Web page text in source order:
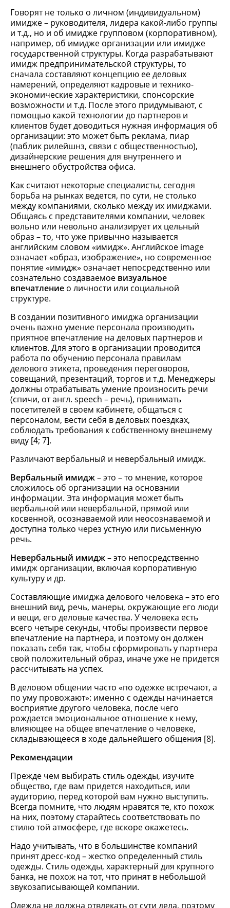
Говорят не только о личном (индивидуальном)
имидже – руководителя, лидера какой-либо группы
и т.д., но и об имидже групповом (корпоративном),
например, об имидже организации или имидже
государственной структуры. Когда разрабатывают
имидж предпринимательской структуры, то
сначала составляют концепцию ее деловых
намерений, определяют кадровые и технико-
экономические характеристики, спонсорские
возможности и т.д. После этого придумывают, с
помощью какой технологии до партнеров и
клиентов будет доводиться нужная информация об
организации: это может быть реклама, пиар
(паблик рилейшнз, связи с общественностью),
дизайнерские решения для внутреннего и
внешнего обустройства офиса.
Как считают некоторые специалисты, сегодня
борьба на рынках ведется, по сути, не столько
между компаниями, сколько между их имиджами.
Общаясь с представителями компании, человек
вольно или невольно анализирует их цельный
образ – то, что уже привычно называется
английским словом «имидж». Английское image
означает «образ, изображение», но современное
понятие «имидж» означает непосредственно или
сознательно создаваемое визуальное
впечатление о личности или социальной
структуре.
В создании позитивного имиджа организации
очень важно умение персонала производить
приятное впечатление на деловых партнеров и
клиентов. Для этого в организации проводится
работа по обучению персонала правилам
делового этикета, проведения переговоров,
совещаний, презентаций, торгов и т.д. Менеджеры
должны отрабатывать умение произносить речи
(спичи, от англ. speech – речь), принимать
посетителей в своем кабинете, общаться с
персоналом, вести себя в деловых поездках,
соблюдать требования к собственному внешнему
виду [4; 7].
Различают вербальный и невербальный имидж.
Вербальный имидж– это – то мнение, которое
сложилось об организации на основании
информации. Эта информация может быть
вербальной или невербальной, прямой или
косвенной, осознаваемой или неосознаваемой и
доступна только через устную или письменную
речь.
Невербальный имидж– это непосредственно
имидж организации, включая корпоративную
культуру и др.
Составляющие имиджа делового человека – это его
внешний вид, речь, манеры, окружающие его люди
и вещи, его деловые качества. У человека есть
всего четыре секунды, чтобы произвести первое
впечатление на партнера, и поэтому он должен
показать себя так, чтобы сформировать у партнера
свой положительный образ, иначе уже не придется
рассчитывать на успех.
В деловом общении часто «по одежке встречают, а
по уму провожают»: именно с одежды начинается
восприятие другого человека, после чего
рождается эмоциональное отношение к нему,
влияющее на общее впечатление о человеке,
складывающееся в ходе дальнейшего общения [8].
Рекомендации
Прежде чем выбирать стиль одежды, изучите
общество, где вам придется находиться, или
аудиторию, перед которой вам нужно выступить.
Всегда помните, что людям нравятся те, кто похож
на них, поэтому старайтесь соответствовать по
стилю той атмосфере, где вскоре окажетесь.
Надо учитывать, что в большинстве компаний
принят дресс-код – жестко определенный стиль
одежды. Стиль одежды, характерный для крупного
банка, не похож на тот, что принят в небольшой
звукозаписывающей компании.
Одежда не должна отвлекать от сути дела, поэтому